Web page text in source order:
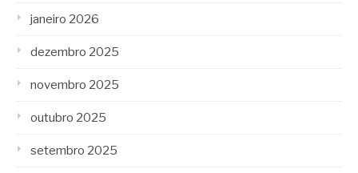
janeiro 2026
dezembro 2025
novembro 2025
outubro 2025
setembro 2025